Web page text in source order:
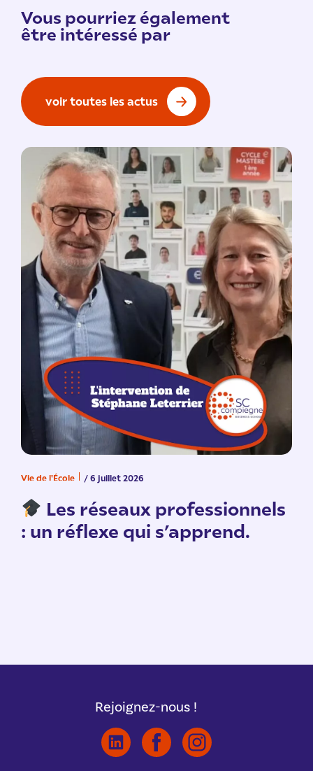
Vous pourriez également
être intéressé par
voir toutes les actus
Vie de l'École / 6 juillet 2026
Les réseaux professionnels
: un réflexe qui s’apprend.
Rejoignez-nous !